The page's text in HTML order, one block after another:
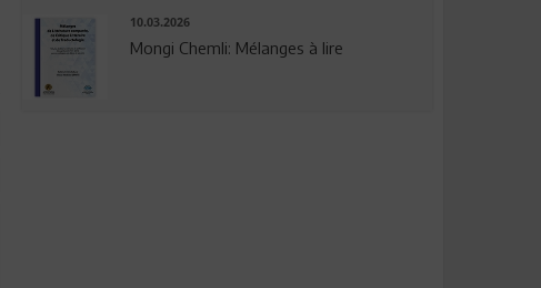
10.03.2026
Mongi Chemli: Mélanges à lire